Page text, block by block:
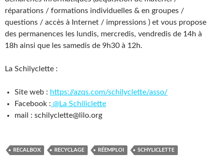
réparations / formations individuelles & en groupes /
questions / accès à Internet / impressions ) et vous propose
des permanences les lundis, mercredis, vendredis de 14h à
18h ainsi que les samedis de 9h30 à 12h.
La Schilyclette :
Site web : https://azqs.com/schilyclette/asso/
Facebook : @La Schiliclette
mail : schilyclette@lilo.org
RECALBOX RECYCLAGE RÉEMPLOI SCHYLICLETTE